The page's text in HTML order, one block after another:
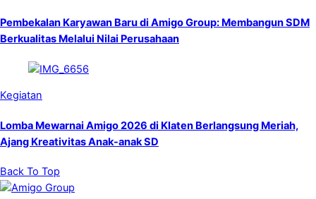
Pembekalan Karyawan Baru di Amigo Group: Membangun SDM
Berkualitas Melalui Nilai Perusahaan
Kegiatan
Lomba Mewarnai Amigo 2026 di Klaten Berlangsung Meriah,
Ajang Kreativitas Anak-anak SD
Back To Top